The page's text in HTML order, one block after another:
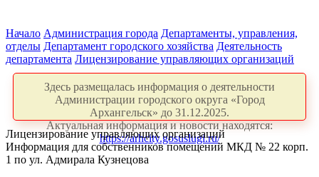
Начало Администрация города Департаменты, управления,
отделы Департамент городского хозяйства Деятельность
департамента Лицензирование управляющих организаций
Здесь размещалась информация о деятельности
Администрации городского округа «Город
Архангельск» до 31.12.2025.
Актуальная информация и новости находятся:
https://arhcity.gosuslugi.ru/
Лицензирование управляющих организаций
Информация для собственников помещений МКД № 22 корп.
1 по ул. Адмирала Кузнецова